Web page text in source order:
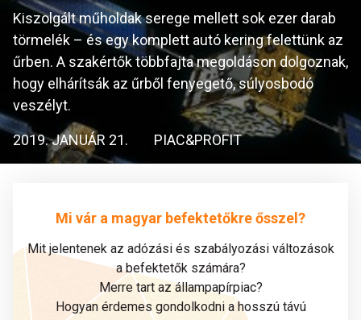
Kiszolgált műholdak serege mellett sok ezer darab
törmelék – és egy komplett autó kering felettünk az
űrben. A szakértők többfajta megoldáson dolgoznak,
hogy elhárítsák az űrből fenyegető, súlyosbodó
veszélyt.
2019. JANUÁR 21. PIAC&PROFIT
Mi vár a magyar befektetőkre ősszel?
Mit jelentenek az adózási és szabályozási változások
a befektetők számára?
Merre tart az állampapírpiac?
Hogyan érdemes gondolkodni a hosszú távú